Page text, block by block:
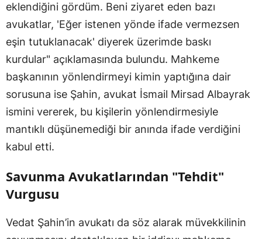
eklendiğini gördüm. Beni ziyaret eden bazı
avukatlar, 'Eğer istenen yönde ifade vermezsen
eşin tutuklanacak' diyerek üzerimde baskı
kurdular" açıklamasında bulundu. Mahkeme
başkanının yönlendirmeyi kimin yaptığına dair
sorusuna ise Şahin, avukat İsmail Mirsad Albayrak
ismini vererek, bu kişilerin yönlendirmesiyle
mantıklı düşünemediği bir anında ifade verdiğini
kabul etti.
Savunma Avukatlarından "Tehdit"
Vurgusu
Vedat Şahin’in avukatı da söz alarak müvekkilinin